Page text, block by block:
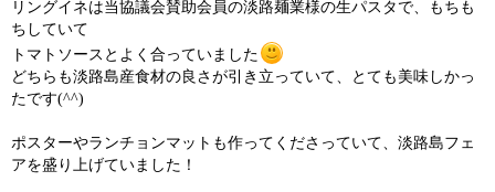
リングイネは当協議会賛助会員の淡路麺業様の生パスタで、もちも
ちしていて
トマトソースとよく合っていました
どちらも淡路島産食材の良さが引き立っていて、とても美味しかっ
たです(^^)
ポスターやランチョンマットも作ってくださっていて、淡路島フェ
アを盛り上げていました！